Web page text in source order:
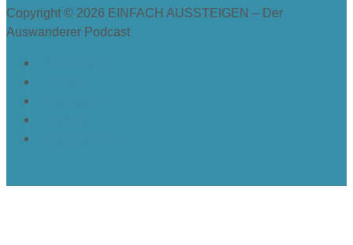
Copyright © 2026 EINFACH AUSSTEIGEN – Der
Auswanderer Podcast